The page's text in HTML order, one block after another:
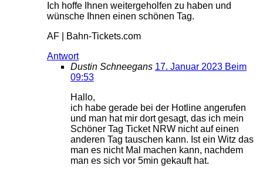
Ich hoffe Ihnen weitergeholfen zu haben und
wünsche Ihnen einen schönen Tag.
AF | Bahn-Tickets.com
Antwort
Dustin Schneegans 17. Januar 2023 Beim
09:53
Hallo,
ich habe gerade bei der Hotline angerufen
und man hat mir dort gesagt, das ich mein
Schöner Tag Ticket NRW nicht auf einen
anderen Tag tauschen kann. Ist ein Witz das
man es nicht Mal machen kann, nachdem
man es sich vor 5min gekauft hat.